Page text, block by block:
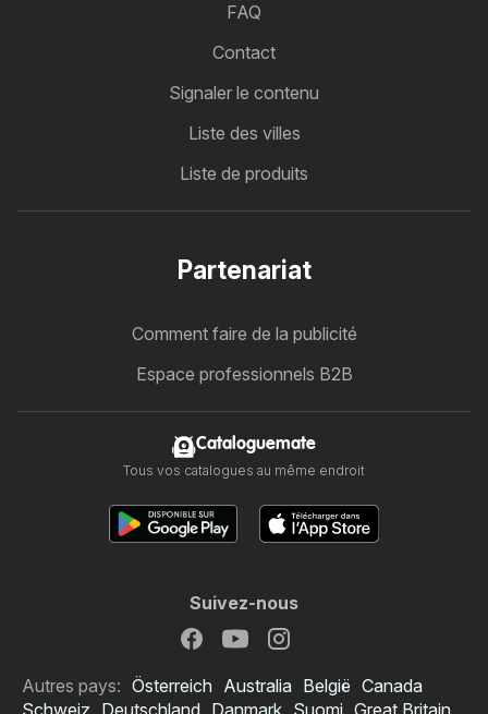
FAQ
Contact
Signaler le contenu
Liste des villes
Liste de produits
Partenariat
Comment faire de la publicité
Espace professionnels B2B
Cataloguemate
Tous vos catalogues au même endroit
Suivez-nous
Autres pays: Österreich Australia België Canada